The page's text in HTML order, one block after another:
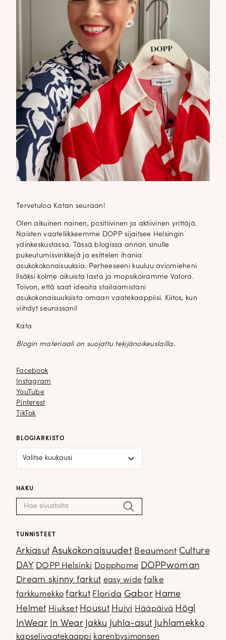
Tervetuloa Katan seuraan!
Olen aikuinen nainen, positiivinen ja aktiivinen yrittäjä.
Naisten vaateliikkeemme DOPP sijaitsee Helsingin
ydinkeskustassa. Tässä blogissa annan sinulle
pukeutumisvinkkejä ja esittelen ihania
asukokokonaisuuksia. Perheeseeni kuuluu aviomieheni
lisäksi kolme aikuista lasta ja mopsikoiramme Valora.
Toivon, että saat ideoita stailaamistani
asukokonaisuuksista omaan vaatekaappiisi. Kiitos, kun
viihdyt seurassani!
Kata
Blogin materiaali on suojattu tekijänoikeuslailla.
Facebook
Facebook
Instagram
Instagram
YouTube
YouTube
Pinterest
Pinterest
TikTok
TikTok
BLOGIARKISTO
HAKU
Haku: Hae
TUNNISTEET
Arkiasut Asukokonaisuudet Beaumont Culture
DAY DOPP Helsinki Dopphome DOPPwoman
Dream skinny farkut easy wide falke
farkkumekko farkut Florida Gabor Hame
Helmet Hiukset Housut Huivi Hääpäivä Högl
InWear In Wear Jakku Juhla-asut Juhlamekko
kapselivaatekaappi karenbysimonsen